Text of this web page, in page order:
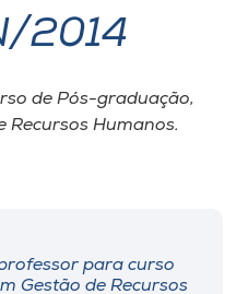
2014
de Pós-graduação,
Recursos Humanos.
para curso
Gestão de Recursos